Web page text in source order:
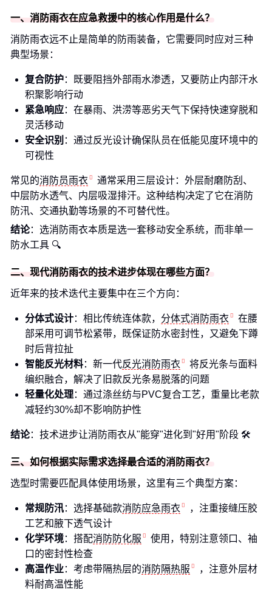
一、消防雨衣在应急救援中的核心作用是什么？
消防雨衣远不止是简单的防雨装备，它需要同时应对三种
典型场景：
复合防护：既要阻挡外部雨水渗透，又要防止内部汗水
积聚影响行动
紧急响应：在暴雨、洪涝等恶劣天气下保持快速穿脱和
灵活移动
安全识别 ：通过反光设计确保队员在低能见度环境中的
可视性
常见的消防员雨衣
通常采用三层设计：外层耐磨防刮、
中层防水透气、内层吸湿排汗。这种结构决定了它在消防
防汛、交通执勤等场景的不可替代性。
结论：选消防雨衣本质是选一套移动安全系统，而非单一
防水工具 🔍
二、现代消防雨衣的技术进步体现在哪些方面？
近年来的技术迭代主要集中在三个方向：
分体式设计：相比传统连体款， 分体式消防雨衣
在腰
部采用可调节松紧带，既保证防水密封性，又避免下蹲
时后背拉扯
智能反光材料：新一代反光消防雨衣
将反光条与面料
编织融合，解决了旧款反光条易脱落的问题
轻量化处理：通过涤丝纺与PVC复合工艺，重量比老款
减轻约30%却不影响防护性
结论：技术进步让消防雨衣从"能穿"进化到"好用"阶段 🛠️
三、如何根据实际需求选择最合适的消防雨衣？
选型时需要匹配具体使用场景，这里有三个典型方案：
常规防汛：选择基础款消防应急雨衣
，注重接缝压胶
工艺和腋下透气设计
化学环境：搭配消防防化服
使用，特别注意领口、袖
口的密封性检查
高温作业：考虑带隔热层的消防隔热服
，注意外层材
料耐高温性能